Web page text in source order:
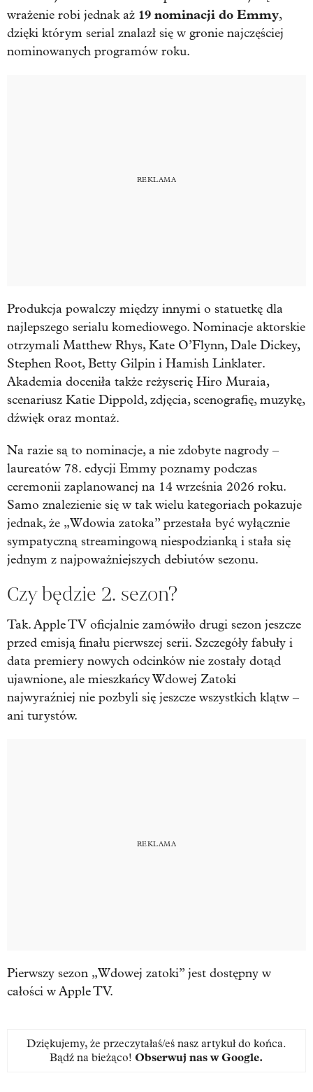
wrażenie robi jednak aż 19 nominacji do Emmy,
dzięki którym serial znalazł się w gronie najczęściej
nominowanych programów roku.
Produkcja powalczy między innymi o statuetkę dla
najlepszego serialu komediowego. Nominacje aktorskie
otrzymali Matthew Rhys, Kate O’Flynn, Dale Dickey,
Stephen Root, Betty Gilpin i Hamish Linklater.
Akademia doceniła także reżyserię Hiro Muraia,
scenariusz Katie Dippold, zdjęcia, scenografię, muzykę,
dźwięk oraz montaż.
Na razie są to nominacje, a nie zdobyte nagrody –
laureatów 78. edycji Emmy poznamy podczas
ceremonii zaplanowanej na 14 września 2026 roku.
Samo znalezienie się w tak wielu kategoriach pokazuje
jednak, że „Wdowia zatoka” przestała być wyłącznie
sympatyczną streamingową niespodzianką i stała się
jednym z najpoważniejszych debiutów sezonu.
Czy będzie 2. sezon?
Tak. Apple TV oficjalnie zamówiło drugi sezon jeszcze
przed emisją finału pierwszej serii. Szczegóły fabuły i
data premiery nowych odcinków nie zostały dotąd
ujawnione, ale mieszkańcy Wdowej Zatoki
najwyraźniej nie pozbyli się jeszcze wszystkich klątw –
ani turystów.
Pierwszy sezon „Wdowej zatoki” jest dostępny w
całości w Apple TV.
Dziękujemy, że przeczytałaś/eś nasz artykuł do końca.
Bądź na bieżąco! Obserwuj nas w Google.